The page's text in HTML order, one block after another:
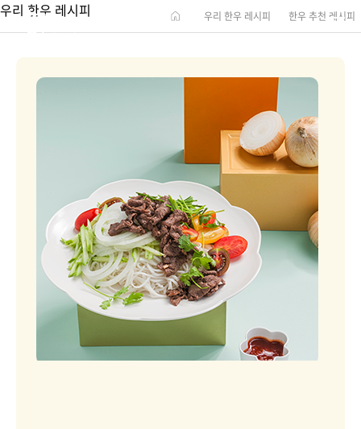
우리 한우 레시피 우리 한우 레시피 한우 추천 레시피